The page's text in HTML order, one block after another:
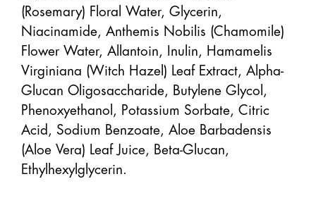
(Rosemary) Floral Water, Glycerin,
Niacinamide, Anthemis Nobilis (Chamomile)
Flower Water, Allantoin, Inulin, Hamamelis
Virginiana (Witch Hazel) Leaf Extract, Alpha-
Glucan Oligosaccharide, Butylene Glycol,
Phenoxyethanol, Potassium Sorbate, Citric
Acid, Sodium Benzoate, Aloe Barbadensis
(Aloe Vera) Leaf Juice, Beta-Glucan,
Ethylhexylglycerin.